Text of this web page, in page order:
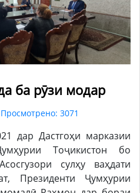
ба рӯзи модар
Просмотрено: 3071
дар Дастгоҳи марказии
Тоҷикистон бо
сулҳу ваҳдати
Президенти Ҷумҳурии